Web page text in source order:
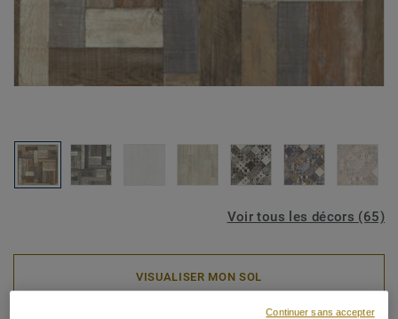
Voir tous les décors (65)
VISUALISER MON SOL
Continuer sans accepter